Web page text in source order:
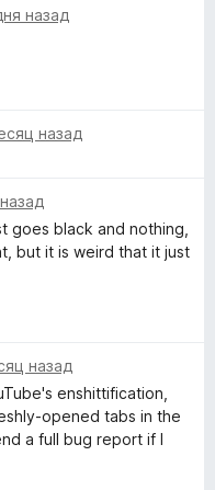
назад
назад
goes black and nothing,
but it is weird that it just
назад
enshittification,
opened tabs in the
a full bug report if I